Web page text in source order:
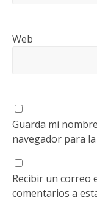
Web
Guarda mi
navegador para
Recibir un correo
comentarios a